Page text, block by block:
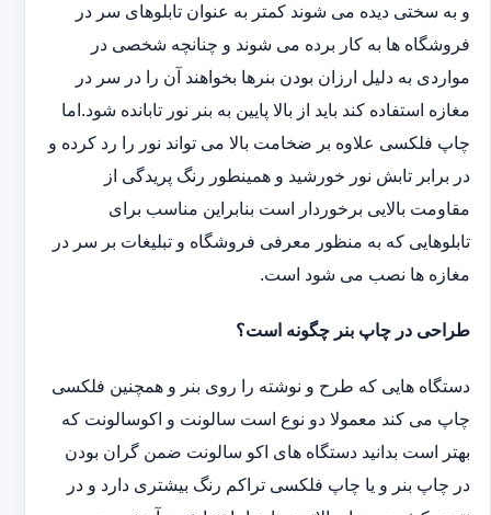
و به سختی دیده می شوند کمتر به عنوان تابلوهای سر در
فروشگاه ها به کار برده می شوند و چنانچه شخصی در
مواردی به دلیل ارزان بودن بنرها بخواهند آن را در سر در
مغازه استفاده کند باید از بالا پایین به بنر نور تابانده شود.اما
چاپ فلکسی علاوه بر ضخامت بالا می تواند نور را رد کرده و
در برابر تابش نور خورشید و همینطور رنگ پریدگی از
مقاومت بالایی برخوردار است بنابراین مناسب برای
تابلوهایی که به منظور معرفی فروشگاه و تبلیغات بر سر در
مغازه ها نصب می شود است.
طراحی در چاپ بنر چگونه است؟
دستگاه هایی که طرح و نوشته را روی بنر و همچنین فلکسی
چاپ می کند معمولا دو نوع است سالونت و اکوسالونت که
بهتر است بدانید دستگاه های اکو سالونت ضمن گران بودن
در چاپ بنر و یا چاپ فلکسی تراکم رنگ بیشتری دارد و در